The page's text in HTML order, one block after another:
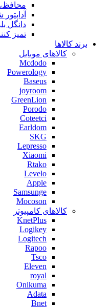
دانگل
تمیز
برند کالاها
کالاهای موبایل
Mcdodo
Powerology
Baseus
joyroom
GreenLion
Porodo
Coteetci
Earldom
SKG
Lepresso
Xiaomi
Rtako
Levelo
Apple
Samsunge
Mocoson
کالاهای کامپیوتر
KnetPlus
Logikey
Logitech
Rapoo
Tsco
Eleven
royal
Onikuma
Adata
Bnet